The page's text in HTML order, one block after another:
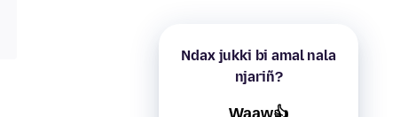
Ndax jukki bi amal nala
njariñ?
Waaw👍